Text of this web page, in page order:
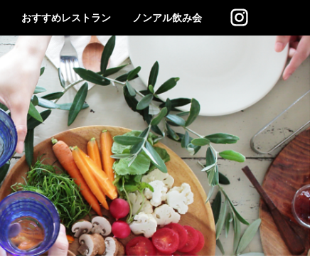
おすすめレストラン ノンアル飲み会